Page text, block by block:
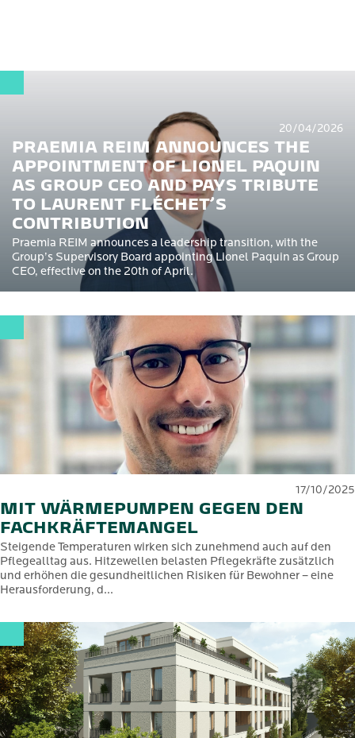
20/04/2026
PRAEMIA REIM ANNOUNCES THE
APPOINTMENT OF LIONEL PAQUIN
AS GROUP CEO AND PAYS TRIBUTE
TO LAURENT FLÉCHET’S
CONTRIBUTION
Praemia REIM announces a leadership transition, with the
Group’s Supervisory Board appointing Lionel Paquin as Group
CEO, effective on the 20th of April.
17/10/2025
MIT WÄRMEPUMPEN GEGEN DEN
FACHKRÄFTEMANGEL
Steigende Temperaturen wirken sich zunehmend auch auf den
Pflegealltag aus. Hitzewellen belasten Pflegekräfte zusätzlich
und erhöhen die gesundheitlichen Risiken für Bewohner – eine
Herausforderung, d...